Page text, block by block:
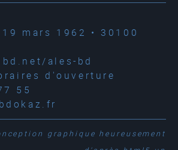
mars 1962 • 30100
ales-bd
d'ouverture
55
graphique heureusement